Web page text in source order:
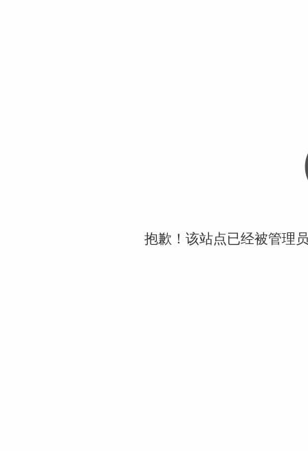
抱歉！该站点已经被管理